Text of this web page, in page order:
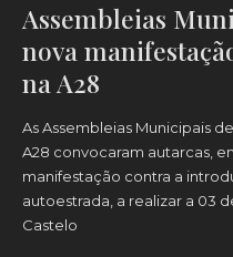
Assembleias
nova
na A28
As Assembleias Municipais
A28 convocaram autarcas,
manifestação contra a
autoestrada, a realizar a 03
Castelo